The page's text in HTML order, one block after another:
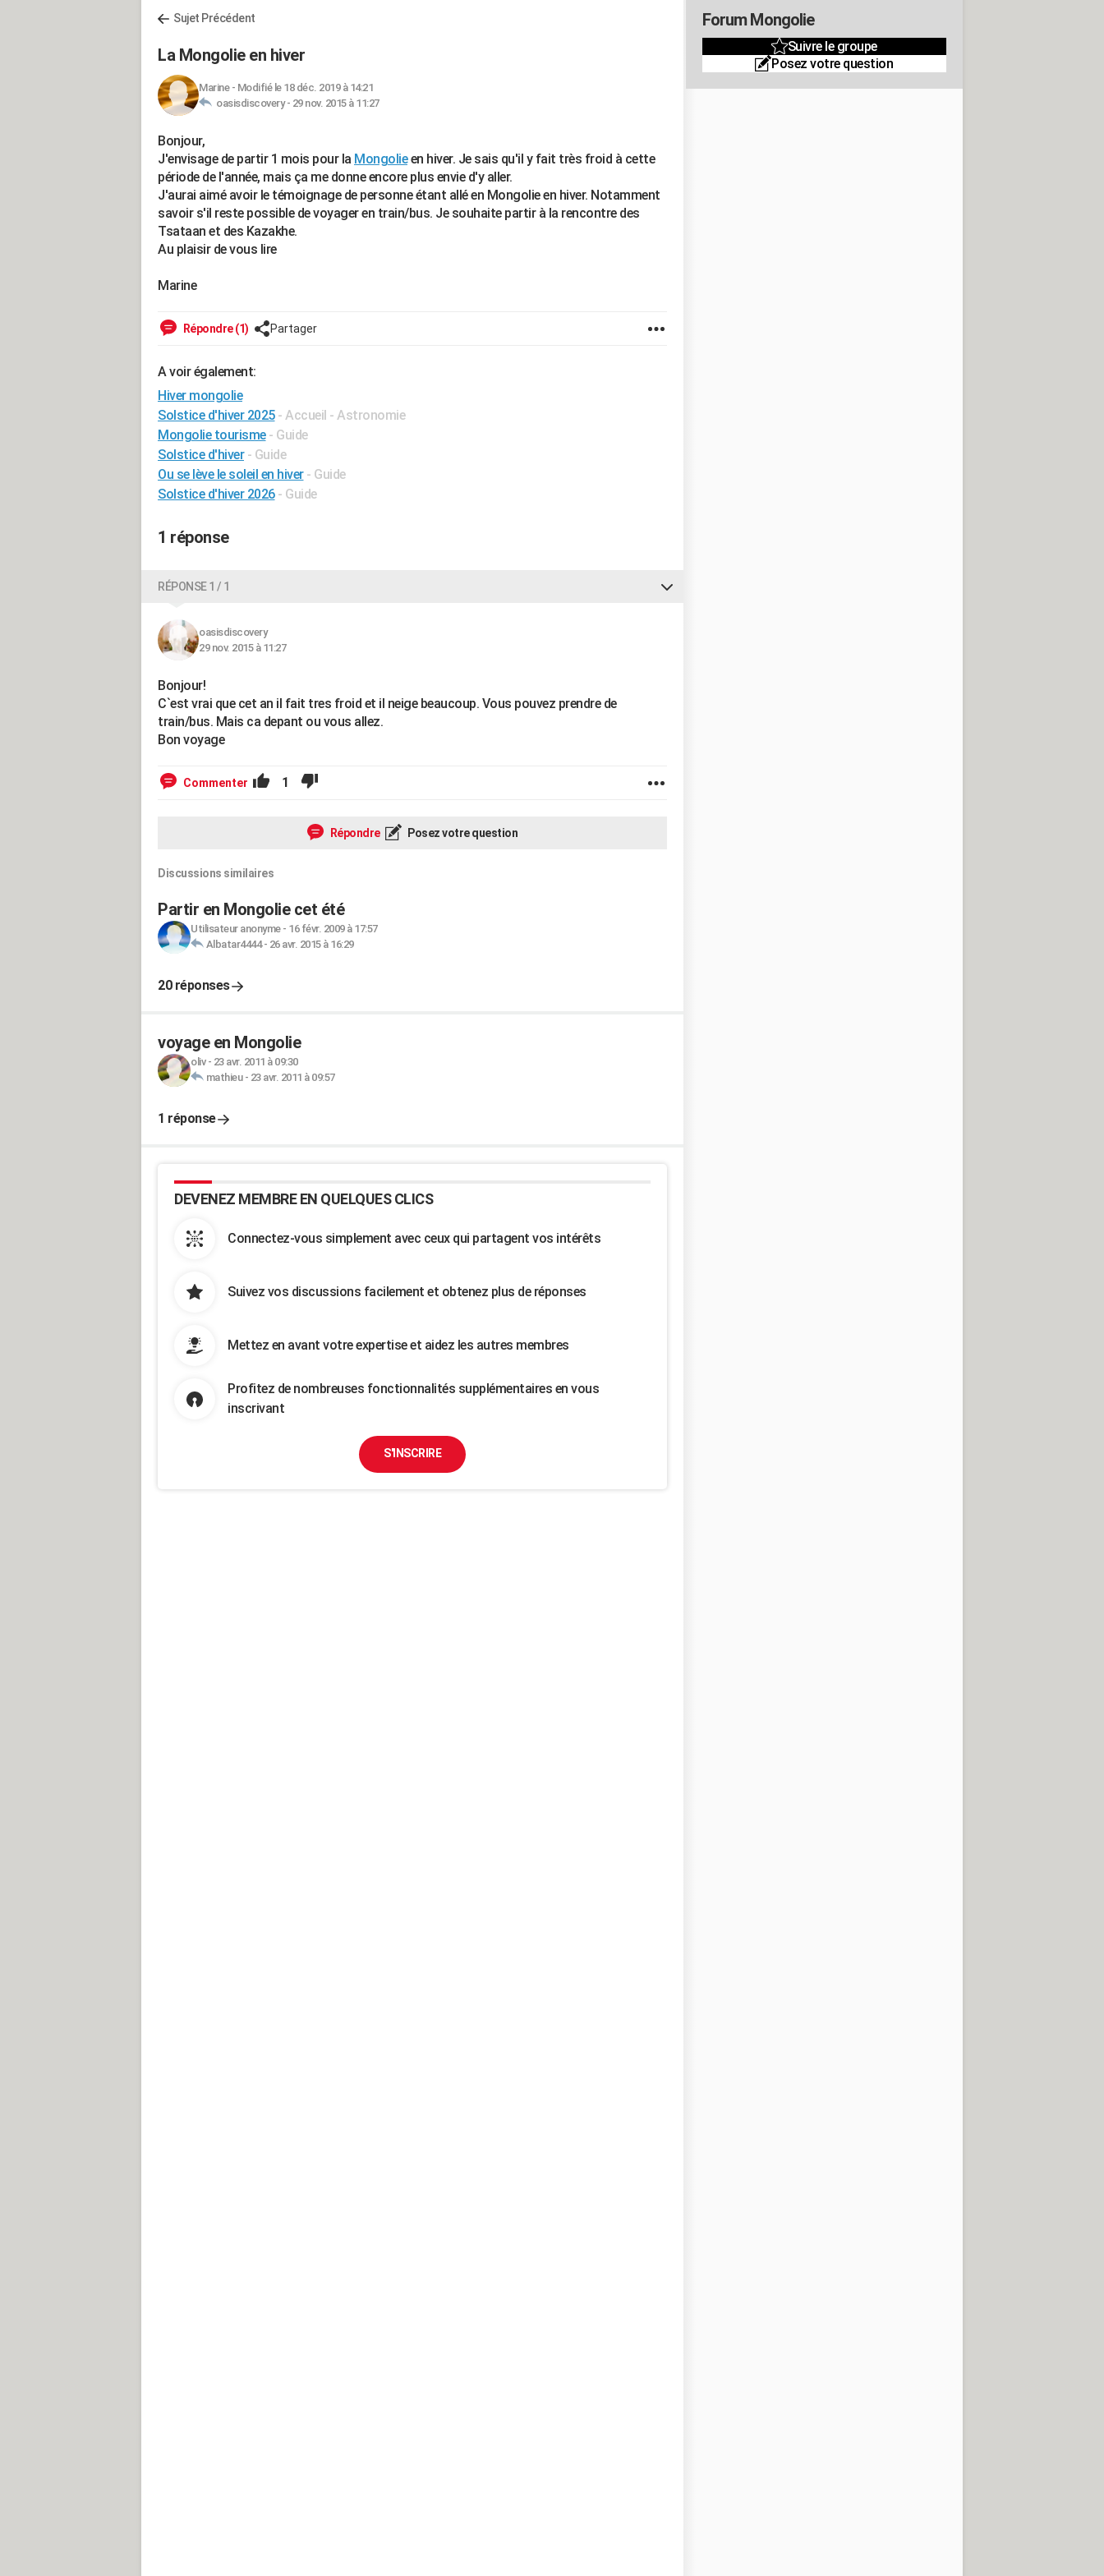
Sujet Précédent
La Mongolie en hiver
Marine- Modifié le 18 déc. 2019 à 14:21
oasisdiscovery - 29 nov. 2015 à 11:27
Bonjour,
J'envisage de partir 1 mois pour la Mongolieen hiver. Je sais qu'il y fait très froid à cette
période de l'année, mais ça me donne encore plus envie d'y aller.
J'aurai aimé avoir le témoignage de personne étant allé en Mongolie en hiver. Notamment
savoir s'il reste possible de voyager en train/bus. Je souhaite partir à la rencontre des
Tsataan et des Kazakhe.
Au plaisir de vous lire
Marine
Répondre (1) Partager
A voir également:
Hiver mongolie
Solstice d'hiver 2025 - Accueil - Astronomie
Mongolie tourisme - Guide
Solstice d'hiver - Guide
Ou se lève le soleil en hiver - Guide
Solstice d'hiver 2026 - Guide
1 réponse
RÉPONSE 1 / 1
oasisdiscovery
29 nov. 2015 à 11:27
Bonjour!
C`est vrai que cet an il fait tres froid et il neige beaucoup. Vous pouvez prendre de
train/bus. Mais ca depant ou vous allez.
Bon voyage
Commenter 1
Répondre Posez votre question
Discussions similaires
Partir en Mongolie cet été
Utilisateur anonyme- 16 févr. 2009 à 17:57
Albatar4444- 26 avr. 2015 à 16:29
20 réponses
voyage en Mongolie
oliv- 23 avr. 2011 à 09:30
mathieu- 23 avr. 2011 à 09:57
1 réponse
DEVENEZ MEMBRE EN QUELQUES CLICS
Connectez-vous simplement avec ceux qui partagent vos intérêts
Suivez vos discussions facilement et obtenez plus de réponses
Mettez en avant votre expertise et aidez les autres membres
Profitez de nombreuses fonctionnalités supplémentaires en vous
inscrivant
S'INSCRIRE
Forum Mongolie
Suivre le groupe
Posez votre question